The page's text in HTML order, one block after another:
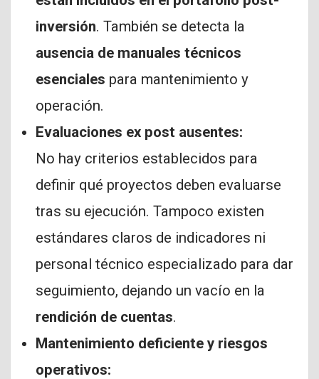
inversión. También se detecta la
ausencia de manuales técnicos
esenciales para mantenimiento y
operación.
Evaluaciones ex post ausentes:
No hay criterios establecidos para
definir qué proyectos deben evaluarse
tras su ejecución. Tampoco existen
estándares claros de indicadores ni
personal técnico especializado para dar
seguimiento, dejando un vacío en la
rendición de cuentas.
Mantenimiento deficiente y riesgos
operativos: